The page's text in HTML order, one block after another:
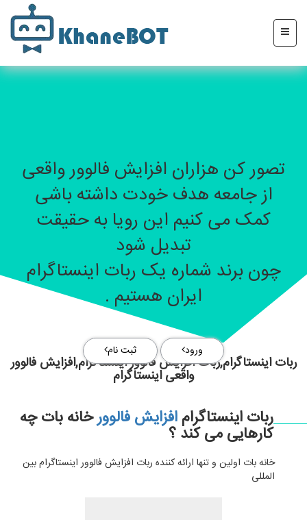
تصور کن هزاران افزایش فالوور واقعی
از جامعه هدف خودت داشته باشی
کمک می کنیم این رویا به حقیقت
تبدیل شود
چون برند شماره یک ربات اینستاگرام
ایران هستیم .
ورود ثبت نام
ربات اینستاگرام,ربات افزایش فالوور اینستاگرام,افزایش فالوور
واقعی اینستاگرام
ربات اینستاگرامافزایش فالوورخانه بات چه
کارهایی می کند ؟
خانه بات اولین و تنها ارائه کننده ربات افزایش فالوور اینستاگرام بین
المللی